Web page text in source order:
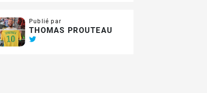
Publié par
THOMAS PROUTEAU